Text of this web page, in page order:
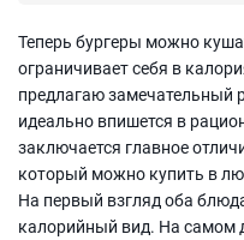
Теперь бургеры можно
ограничивает себя в
предлагаю замечательный
идеально впишется в
заключается главное
который можно купить в
На первый взгляд оба
калорийный вид. На самом